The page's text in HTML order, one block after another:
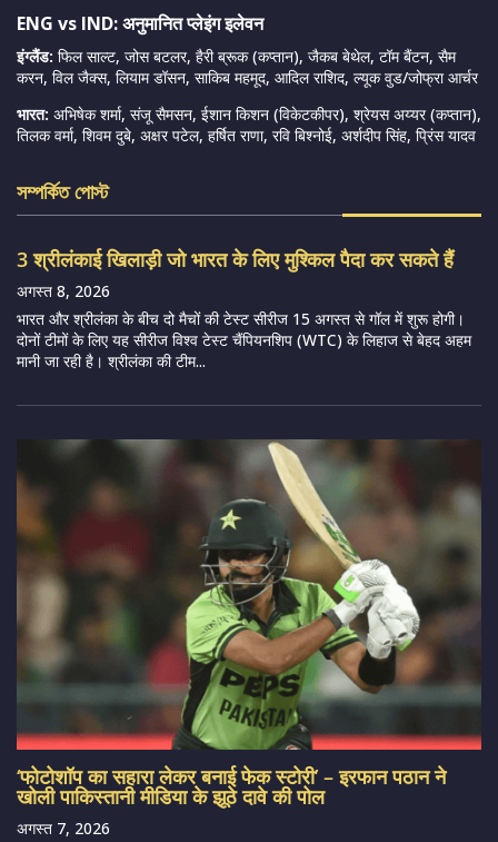
ENG vs IND: अनुमानित प्लेइंग इलेवन
इंग्लैंड: फिल साल्ट, जोस बटलर, हैरी ब्रूक (कप्तान), जैकब बेथेल, टॉम बैंटन, सैम
करन, विल जैक्स, लियाम डॉसन, साकिब महमूद, आदिल राशिद, ल्यूक वुड/जोफ्रा आर्चर
भारत: अभिषेक शर्मा, संजू सैमसन, ईशान किशन (विकेटकीपर), श्रेयस अय्यर (कप्तान),
तिलक वर्मा, शिवम दुबे, अक्षर पटेल, हर्षित राणा, रवि बिश्नोई, अर्शदीप सिंह, प्रिंस यादव
সম্পর্কিত পোস্ট
3 श्रीलंकाई खिलाड़ी जो भारत के लिए मुश्किल पैदा कर सकते हैं
अगस्त 8, 2026
भारत और श्रीलंका के बीच दो मैचों की टेस्ट सीरीज 15 अगस्त से गॉल में शुरू होगी।
दोनों टीमों के लिए यह सीरीज विश्व टेस्ट चैंपियनशिप (WTC) के लिहाज से बेहद अहम
मानी जा रही है। श्रीलंका की टीम...
‘फोटोशॉप का सहारा लेकर बनाई फेक स्टोरी’ – इरफान पठान ने
खोली पाकिस्तानी मीडिया के झूठे दावे की पोल
अगस्त 7, 2026